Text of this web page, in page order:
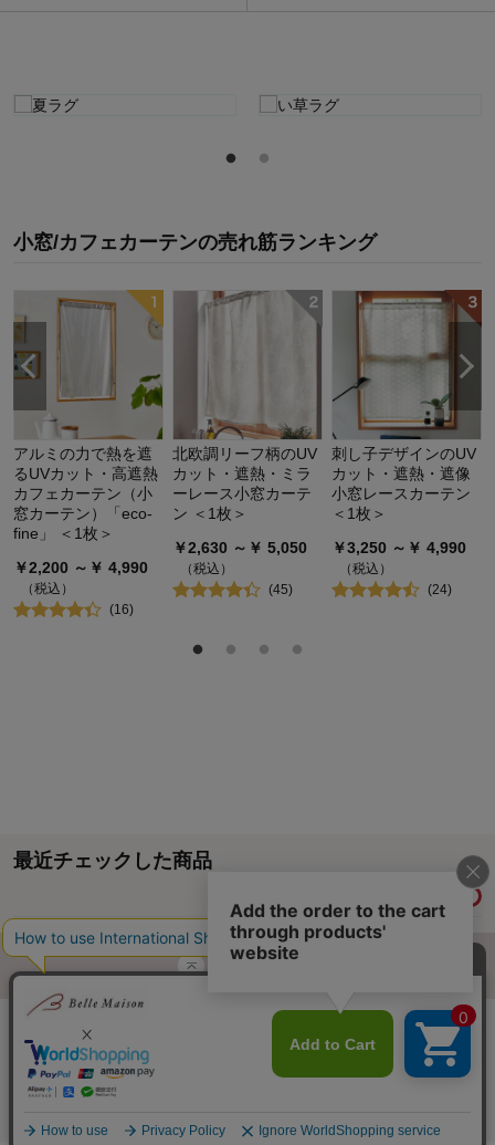
小窓/カフェカーテンの売れ筋ランキング
アルミの力で熱を遮
るUVカット・高遮熱
カフェカーテン（小
窓カーテン）「eco-
fine」 ＜1枚＞
￥2,200 ～￥ 4,990
（税込）
(16)
北欧調リーフ柄のUV
カット・遮熱・ミラ
ーレース小窓カーテ
ン ＜1枚＞
￥2,630 ～￥ 5,050
（税込）
(45)
刺し子デザインのUV
カット・遮熱・遮像
小窓レースカーテン
＜1枚＞
￥3,250 ～￥ 4,990
（税込）
(24)
最近チェックした商品
ご利用ガイド・お知らせ
サイトマップ ベルメゾンネットTOPへ